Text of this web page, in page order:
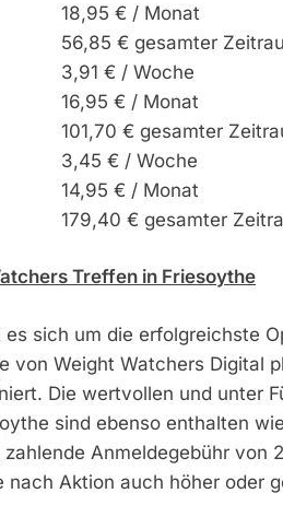
18,95 € / Monat
56,85 € gesamter
3,91 € / Woche
16,95 € / Monat
101,70 € gesamter
3,45 € / Woche
14,95 € / Monat
179,40 € gesamter
Treffen in Friesoythe
sich um die erfolgreichste
von Weight Watchers Digital
Die wertvollen und unter
sind ebenso enthalten
Anmeldegebühr von
nach Aktion auch höher oder